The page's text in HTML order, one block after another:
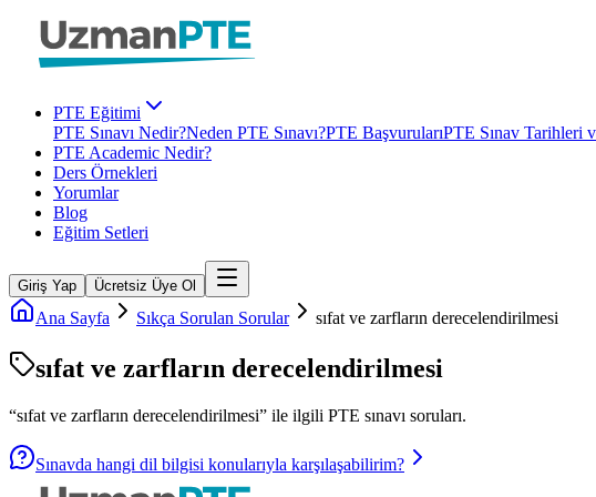
PTE Eğitimi
PTE Sınavı Nedir?Neden PTE Sınavı?PTE BaşvurularıPTE Sınav Tarihleri
PTE Academic Nedir?
Ders Örnekleri
Yorumlar
Blog
Eğitim Setleri
Giriş Yap Ücretsiz Üye Ol
Ana Sayfa Sıkça Sorulan Sorular sıfat ve zarfların derecelendirilmesi
sıfat ve zarfların derecelendirilmesi
“sıfat ve zarfların derecelendirilmesi” ile ilgili PTE sınavı soruları.
Sınavda hangi dil bilgisi konularıyla karşılaşabilirim?